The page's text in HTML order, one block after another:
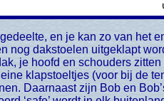
nog dakstoelen uitgeklapt
je hoofd en schouders
klapstoeltjes (voor bij de
Daarnaast zijn Bob en